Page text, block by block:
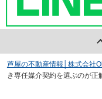
芦屋の不動産情報│株式会社
き専任媒介契約を選ぶのが